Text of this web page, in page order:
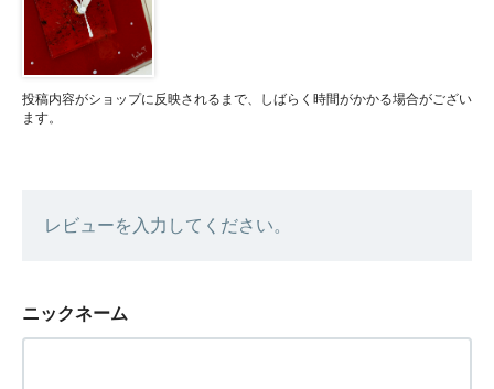
投稿内容がショップに反映されるまで、しばらく時間がかかる場合がござい
ます。
レビューを入力してください。
ニックネーム